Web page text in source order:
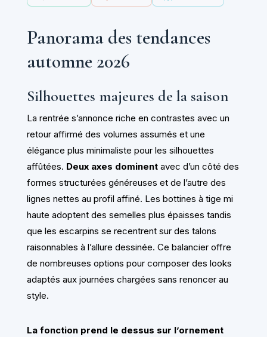
Panorama des tendances
automne 2026
Silhouettes majeures de la saison
La rentrée s’annonce riche en contrastes avec un
retour affirmé des volumes assumés et une
élégance plus minimaliste pour les silhouettes
affûtées. Deux axes dominentavec d’un côté des
formes structurées généreuses et de l’autre des
lignes nettes au profil affiné. Les bottines à tige mi
haute adoptent des semelles plus épaisses tandis
que les escarpins se recentrent sur des talons
raisonnables à l’allure dessinée. Ce balancier offre
de nombreuses options pour composer des looks
adaptés aux journées chargées sans renoncer au
style.
La fonction prend le dessus sur l’ornement